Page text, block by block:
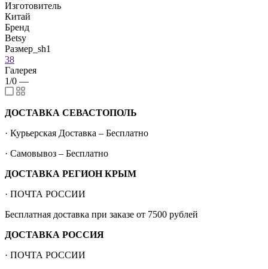
Изготовитель
Китай
Бренд
Betsy
Размер_sh1
38
Галерея
1/0 —
ДОСТАВКА СЕВАСТОПОЛЬ
· Курьерская Доставка – Бесплатно
· Самовывоз – Бесплатно
ДОСТАВКА РЕГИОН КРЫМ
· ПОЧТА РОССИИ
Бесплатная доставка при заказе от 7500 рублей
ДОСТАВКА РОССИЯ
· ПОЧТА РОССИИ